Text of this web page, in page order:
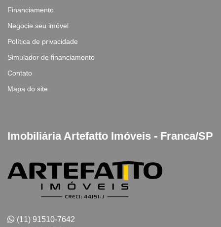
Financiamento
Negocie seu imóvel
Política de privacidade
Simulador de financiamento
Contato
Mapa do site
Imobiliária Artefatto Imóveis - Franca/SP
(11) 91510-7642